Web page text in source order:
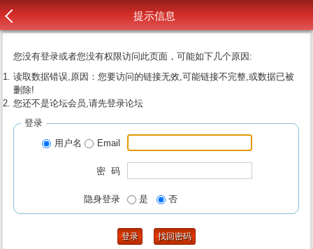
提示信息
您没有登录或者您没有权限访问此页面，可能如下几个原因:
读取数据错误,原因：您要访问的链接无效,可能链接不完整,或数据已被
删除!
您还不是论坛会员,请先登录论坛
登录
用户名
Email
密 码
隐身登录 是 否